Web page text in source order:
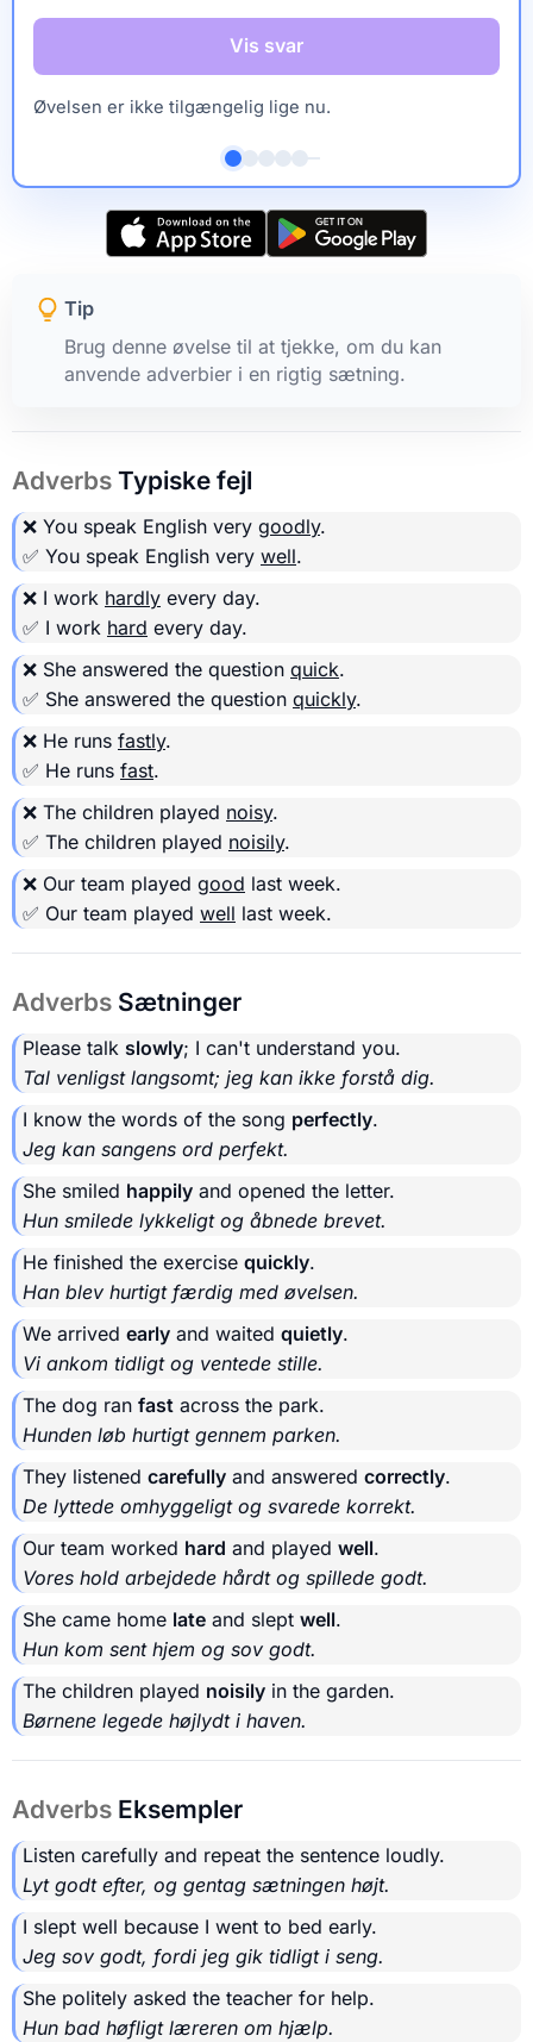
Vis svar
Øvelsen er ikke tilgængelig lige nu.
Tip
Brug denne øvelse til at tjekke, om du kan
anvende adverbier i en rigtig sætning.
Adverbs Typiske fejl
❌ You speak English very goodly.
✅ You speak English very well.
❌ I work hardly every day.
✅ I work hard every day.
❌ She answered the question quick.
✅ She answered the question quickly.
❌ He runs fastly.
✅ He runs fast.
❌ The children played noisy.
✅ The children played noisily.
❌ Our team played good last week.
✅ Our team played well last week.
Adverbs Sætninger
Please talk slowly; I can't understand you.
Tal venligst langsomt; jeg kan ikke forstå dig.
I know the words of the song perfectly.
Jeg kan sangens ord perfekt.
She smiled happily and opened the letter.
Hun smilede lykkeligt og åbnede brevet.
He finished the exercise quickly.
Han blev hurtigt færdig med øvelsen.
We arrived early and waited quietly.
Vi ankom tidligt og ventede stille.
The dog ran fast across the park.
Hunden løb hurtigt gennem parken.
They listened carefully and answered correctly.
De lyttede omhyggeligt og svarede korrekt.
Our team worked hard and played well.
Vores hold arbejdede hårdt og spillede godt.
She came home late and slept well.
Hun kom sent hjem og sov godt.
The children played noisily in the garden.
Børnene legede højlydt i haven.
Adverbs Eksempler
Listen carefully and repeat the sentence loudly.
Lyt godt efter, og gentag sætningen højt.
I slept well because I went to bed early.
Jeg sov godt, fordi jeg gik tidligt i seng.
She politely asked the teacher for help.
Hun bad høfligt læreren om hjælp.